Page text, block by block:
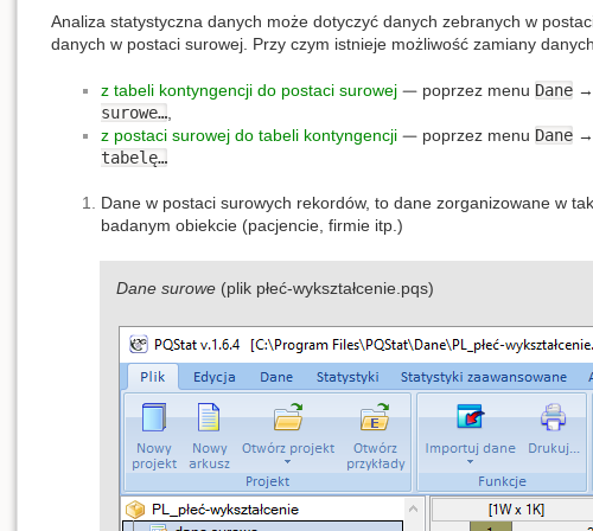
Analiza statystyczna danych może dotyczyć danych zebranych w
danych w postaci surowej. Przy czym istnieje możliwość zamiany
z tabeli kontyngencji do postaci surowej poprzez menu Dane→
surowe…,
z postaci surowej do tabeli kontyngencji
poprzez menu Dane→
tabelę…
Dane w postaci surowych rekordów, to dane zorganizowane w
badanym obiekcie (pacjencie, firmie itp.)
Dane surowe(plik płeć-wykształcenie.pqs)